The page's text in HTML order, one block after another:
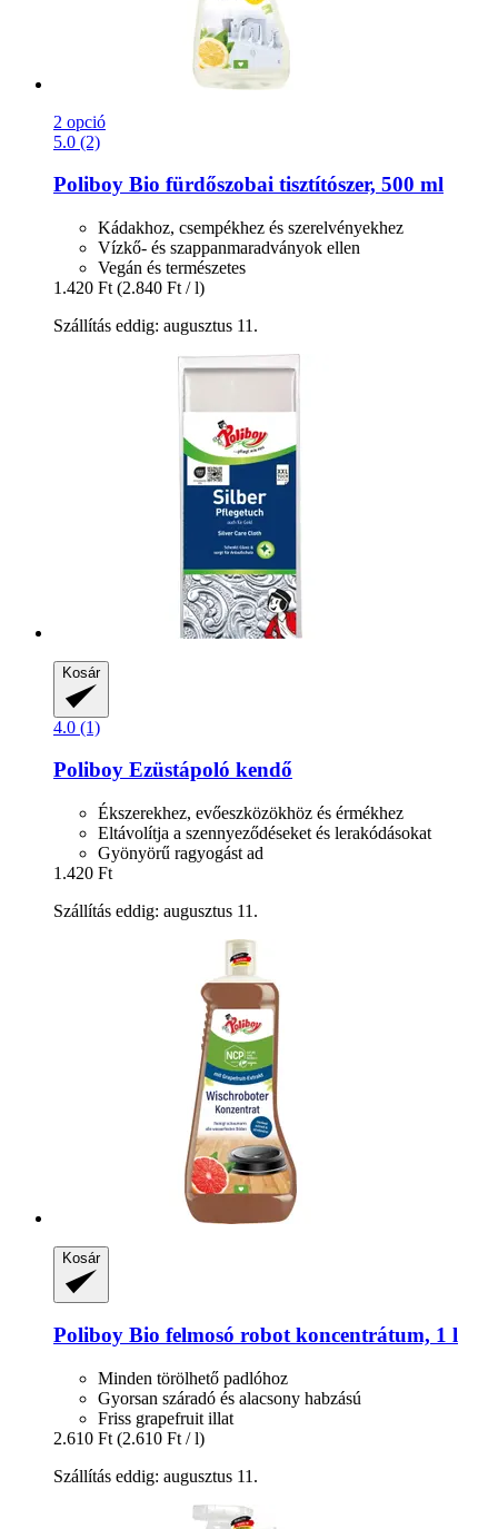
2 opció
5.0 (2)
Poliboy Bio fürdőszobai tisztítószer, 500 ml
Kádakhoz, csempékhez és szerelvényekhez
Vízkő- és szappanmaradványok ellen
Vegán és természetes
1.420 Ft (2.840 Ft / l)
Szállítás eddig: augusztus 11.
Kosár
4.0 (1)
Poliboy Ezüstápoló kendő
Ékszerekhez, evőeszközökhöz és érmékhez
Eltávolítja a szennyeződéseket és lerakódásokat
Gyönyörű ragyogást ad
1.420 Ft
Szállítás eddig: augusztus 11.
Kosár
Poliboy Bio felmosó robot koncentrátum, 1 l
Minden törölhető padlóhoz
Gyorsan száradó és alacsony habzású
Friss grapefruit illat
2.610 Ft (2.610 Ft / l)
Szállítás eddig: augusztus 11.